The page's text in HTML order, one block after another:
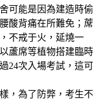
可能是因為建造時偷
酸背痛在所難免；蓆
不戒于火，延燒一
蘆席等植物搭建臨時
24次入場考試，這可
，為了防弊，考生不